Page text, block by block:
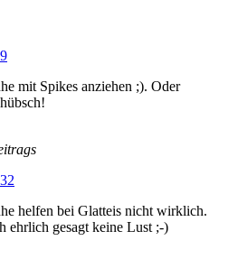
mit Spikes anziehen ;). Oder
helfen bei Glatteis nicht wirklich.
ehrlich gesagt keine Lust ;-)